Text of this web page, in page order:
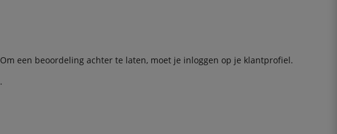
Om een beoordeling achter te laten, moet je inloggen op je klantprofiel.
.